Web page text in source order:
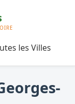
les Villes